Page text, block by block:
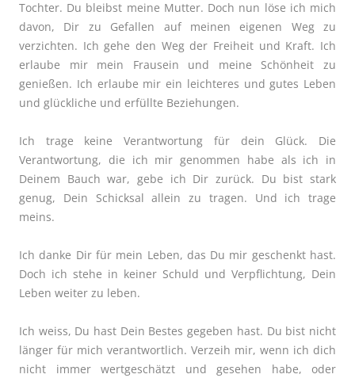
Tochter. Du bleibst meine Mutter. Doch nun löse ich mich
davon, Dir zu Gefallen auf meinen eigenen Weg zu
verzichten. Ich gehe den Weg der Freiheit und Kraft. Ich
erlaube mir mein Frausein und meine Schönheit zu
genießen. Ich erlaube mir ein leichteres und gutes Leben
und glückliche und erfüllte Beziehungen.
Ich trage keine Verantwortung für dein Glück. Die
Verantwortung, die ich mir genommen habe als ich in
Deinem Bauch war, gebe ich Dir zurück. Du bist stark
genug, Dein Schicksal allein zu tragen. Und ich trage
meins.
Ich danke Dir für mein Leben, das Du mir geschenkt hast.
Doch ich stehe in keiner Schuld und Verpflichtung, Dein
Leben weiter zu leben.
Ich weiss, Du hast Dein Bestes gegeben hast. Du bist nicht
länger für mich verantwortlich. Verzeih mir, wenn ich dich
nicht immer wertgeschätzt und gesehen habe, oder